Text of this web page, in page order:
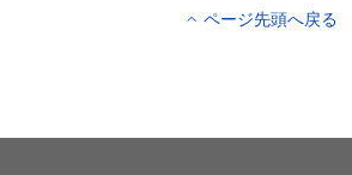
ページ先頭へ戻る